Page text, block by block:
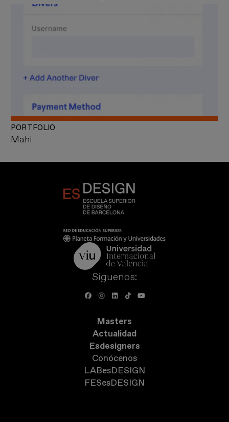
Mahi
PORTFOLIO
Síguenos:
Masters
Actualidad
Esdesigners
Conócenos
LABesDESIGN
FESesDESIGN